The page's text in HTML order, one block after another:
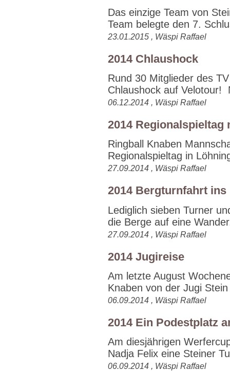
Das einzige Team von
Team belegte den 7.
23.01.2015 , Wäspi Raffael
2014 Chlaushock
Rund 30 Mitglieder des
Chlaushock auf Velotour!
06.12.2014 , Wäspi Raffael
2014 Regionalspieltag
Ringball Knaben
Regionalspieltag in
27.09.2014 , Wäspi Raffael
2014 Bergturnfahrt ins
Lediglich sieben Turner
die Berge auf eine
27.09.2014 , Wäspi Raffael
2014 Jugireise
Am letzte August
Knaben von der Jugi
06.09.2014 , Wäspi Raffael
2014 Ein Podestplatz
Am diesjährigen
Nadja Felix eine Steiner
06.09.2014 , Wäspi Raffael